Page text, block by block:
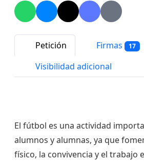
Petición Firmas 17
Visibilidad adicional
El fútbol es una actividad
alumnos y alumnas, ya que
físico, la convivencia y el trabajo